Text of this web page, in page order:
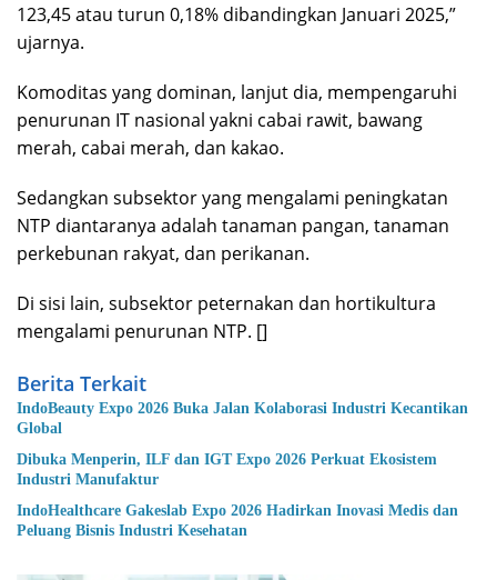
123,45 atau turun 0,18% dibandingkan Januari 2025,”
ujarnya.
Komoditas yang dominan, lanjut dia, mempengaruhi
penurunan IT nasional yakni cabai rawit, bawang
merah, cabai merah, dan kakao.
Sedangkan subsektor yang mengalami peningkatan
NTP diantaranya adalah tanaman pangan, tanaman
perkebunan rakyat, dan perikanan.
Di sisi lain, subsektor peternakan dan hortikultura
mengalami penurunan NTP. []
Berita Terkait
IndoBeauty Expo 2026 Buka Jalan Kolaborasi Industri Kecantikan
Global
Dibuka Menperin, ILF dan IGT Expo 2026 Perkuat Ekosistem
Industri Manufaktur
IndoHealthcare Gakeslab Expo 2026 Hadirkan Inovasi Medis dan
Peluang Bisnis Industri Kesehatan